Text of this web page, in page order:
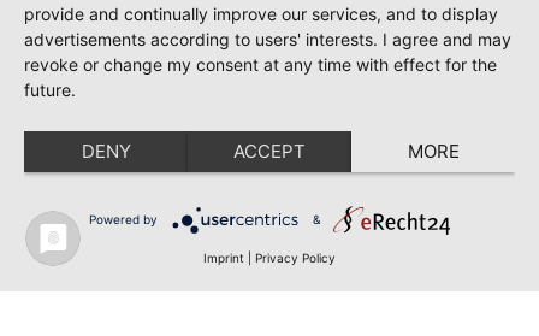
provide and continually improve our services, and to display
advertisements according to users' interests. I agree and may
revoke or change my consent at any time with effect for the
future.
DENY ACCEPT MORE
Powered by &
Imprint Privacy Policy